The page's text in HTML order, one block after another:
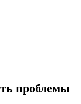
проблемы